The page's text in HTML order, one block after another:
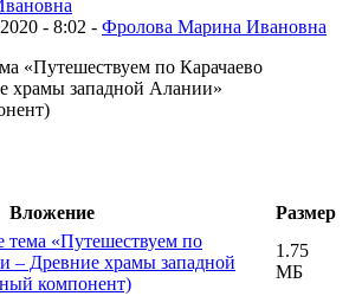
- 8:02 - Фролова Марина Ивановна
«Путешествуем по Карачаево
храмы западной Алании»
Вложение
Размер
тема «Путешествуем по
– Древние храмы западной
компонент)
1.75
МБ